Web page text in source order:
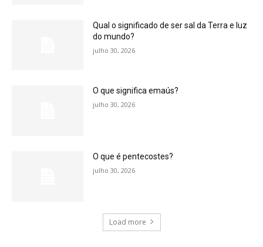
Qual o significado de ser sal da Terra e luz
do mundo?
julho 30, 2026
O que significa emaús?
julho 30, 2026
O que é pentecostes?
julho 30, 2026
Load more